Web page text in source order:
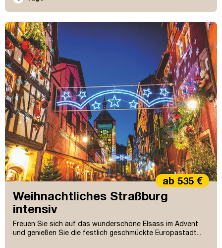
Weihnachtliches Straßburg
intensiv
Freuen Sie sich auf das wunderschöne Elsass im Advent
und genießen Sie die festlich geschmückte Europastadt...
ab 535 €